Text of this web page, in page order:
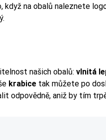
když na obalů naleznete
našich obalů: vlnitá
krabice tak můžete po
odpovědně, aniž by tím